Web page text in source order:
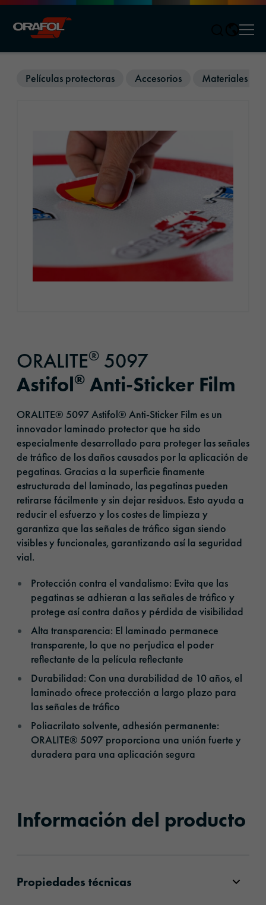
Películas protectoras Accesorios Materiales
ORALITE® 5097
Astifol® Anti-Sticker Film
ORALITE® 5097 Astifol® Anti-Sticker Film es un
innovador laminado protector que ha sido
especialmente desarrollado para proteger las señales
de tráfico de los daños causados por la aplicación de
pegatinas. Gracias a la superficie finamente
estructurada del laminado, las pegatinas pueden
retirarse fácilmente y sin dejar residuos. Esto ayuda a
reducir el esfuerzo y los costes de limpieza y
garantiza que las señales de tráfico sigan siendo
visibles y funcionales, garantizando así la seguridad
vial.
Protección contra el vandalismo: Evita que las
pegatinas se adhieran a las señales de tráfico y
protege así contra daños y pérdida de visibilidad
Alta transparencia: El laminado permanece
transparente, lo que no perjudica el poder
reflectante de la película reflectante
Durabilidad: Con una durabilidad de 10 años, el
laminado ofrece protección a largo plazo para
las señales de tráfico
Poliacrilato solvente, adhesión permanente:
ORALITE® 5097 proporciona una unión fuerte y
duradera para una aplicación segura
Información del producto
Propiedades técnicas